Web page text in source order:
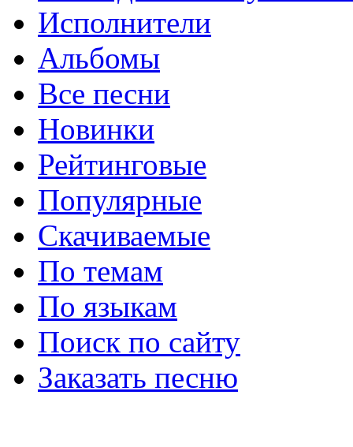
Исполнители
Альбомы
Все песни
Новинки
Рейтинговые
Популярные
Скачиваемые
По темам
По языкам
Поиск по сайту
Заказать песню